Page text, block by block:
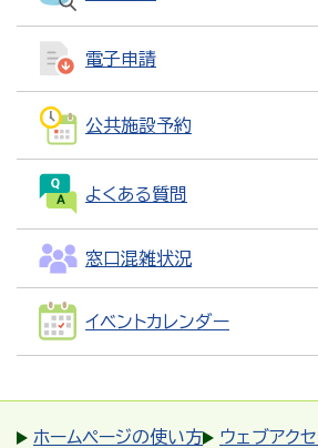
電子申請
公共施設予約
よくある質問
窓口混雑状況
イベントカレンダー
ホームページの使い方
ウェブアク